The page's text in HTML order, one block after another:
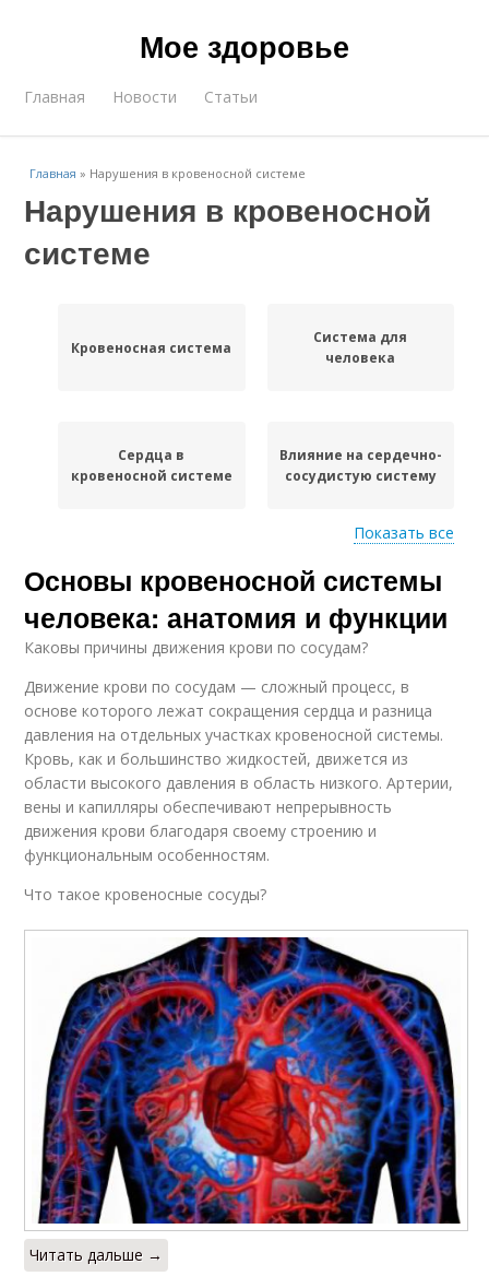
Мое здоровье
Главная Новости Статьи
Главная » Нарушения в кровеносной системе
Нарушения в кровеносной
системе
Кровеносная система
Система для
человека
Сердца в
кровеносной системе
Влияние на сердечно-
сосудистую систему
сердечно-сосудистую
Сердечно-сосудистая
система
Стресс на сердечно-
сосудистую систему
Показать все
Основы кровеносной системы
человека: анатомия и функции
Каковы причины движения крови по сосудам?
Движение крови по сосудам — сложный процесс, в
основе которого лежат сокращения сердца и разница
давления на отдельных участках кровеносной системы.
Кровь, как и большинство жидкостей, движется из
области высокого давления в область низкого. Артерии,
вены и капилляры обеспечивают непрерывность
движения крови благодаря своему строению и
функциональным особенностям.
Что такое кровеносные сосуды?
Читать дальше →